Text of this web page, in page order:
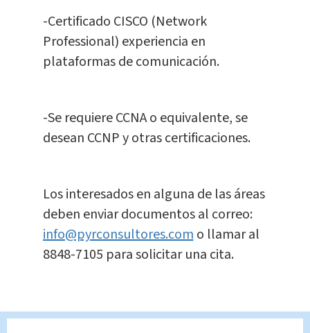
-Certificado CISCO (Network
Professional) experiencia en
plataformas de comunicación.
-Se requiere CCNA o equivalente, se
desean CCNP y otras certificaciones.
Los interesados en alguna de las áreas
deben enviar documentos al correo:
info@pyrconsultores.como llamar al
8848-7105 para solicitar una cita.
TAGS RELACIONADOS: